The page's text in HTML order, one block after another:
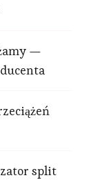
—
split